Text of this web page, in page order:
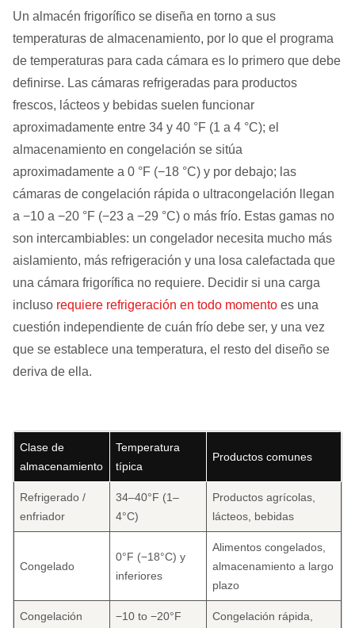
Un almacén frigorífico se diseña en torno a sus
temperaturas de almacenamiento, por lo que el programa
de temperaturas para cada cámara es lo primero que debe
definirse. Las cámaras refrigeradas para productos
frescos, lácteos y bebidas suelen funcionar
aproximadamente entre 34 y 40 °F (1 a 4 °C); el
almacenamiento en congelación se sitúa
aproximadamente a 0 °F (−18 °C) y por debajo; las
cámaras de congelación rápida o ultracongelación llegan
a −10 a −20 °F (−23 a −29 °C) o más frío. Estas gamas no
son intercambiables: un congelador necesita mucho más
aislamiento, más refrigeración y una losa calefactada que
una cámara frigorífica no requiere. Decidir si una carga
incluso requiere refrigeración en todo momento es una
cuestión independiente de cuán frío debe ser, y una vez
que se establece una temperatura, el resto del diseño se
deriva de ella.
Clase de
almacenamiento
Temperatura
típica
Productos comunes
Refrigerado /
enfriador
34–40°F (1–
4°C)
Productos agrícolas,
lácteos, bebidas
Congelado
0°F (−18°C) y
inferiores
Alimentos congelados,
almacenamiento a largo
plazo
Congelación
−10 to −20°F
Congelación rápida,